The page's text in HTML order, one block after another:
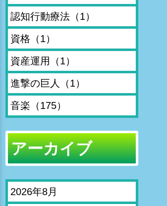
認知行動療法（1）
資格 （1）
資産運用 （1）
進撃の巨人 （1）
音楽 （175）
アーカイブ
2026年8月